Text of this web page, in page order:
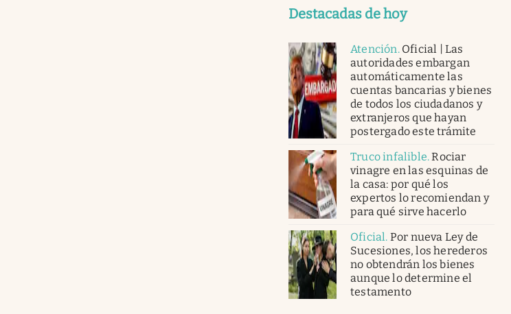
Destacadas de hoy
Atención. Oficial | Las
autoridades embargan
automáticamente las
cuentas bancarias y bienes
de todos los ciudadanos y
extranjeros que hayan
postergado este trámite
Truco infalible.Rociar
vinagre en las esquinas de
la casa: por qué los
expertos lo recomiendan y
para qué sirve hacerlo
Oficial. Por nueva Ley de
Sucesiones, los herederos
no obtendrán los bienes
aunque lo determine el
testamento